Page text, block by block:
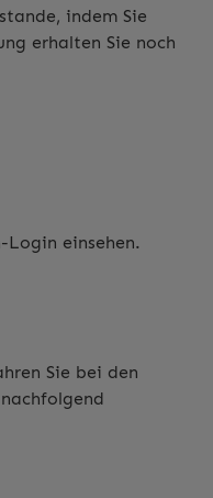
indem Sie
erhalten Sie noch
Login einsehen.
Sie bei den